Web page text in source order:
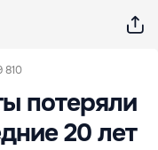
810
потеряли
20 лет